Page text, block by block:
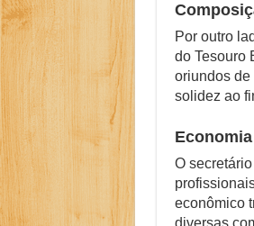
Por outro
do Tesouro
oriundos de
solidez ao
O
econômico
diversas